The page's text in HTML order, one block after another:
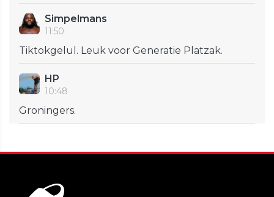
Simpelmans
11:50
Tiktokgelul. Leuk voor Generatie Platzak.
HP
10:48
Groningers.